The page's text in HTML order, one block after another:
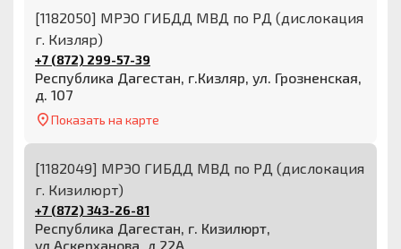
[1182050] МРЭО ГИБДД МВД по РД (дислокация
г. Кизляр)
+7 (872) 299-57-39
Республика Дагестан, г.Кизляр, ул. Грозненская,
д. 107
Показать на карте
[1182049] МРЭО ГИБДД МВД по РД (дислокация
г. Кизилюрт)
+7 (872) 343-26-81
Республика Дагестан, г. Кизилюрт,
ул.Аскерханова, д.22А.